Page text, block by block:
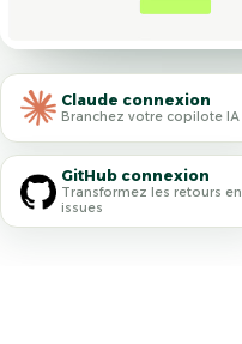
Claude connexion
Branchez votre copilote IA
GitHub connexion
Transformez les retours en
issues